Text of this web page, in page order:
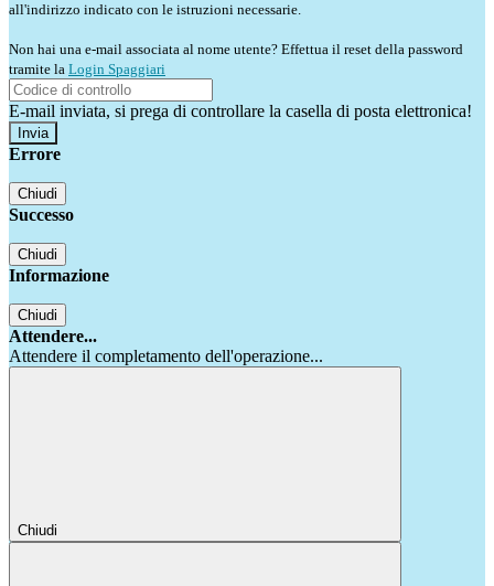
all'indirizzo indicato con le istruzioni necessarie.
Non hai una e-mail associata al nome utente? Effettua il reset della password
tramite la Login Spaggiari
E-mail inviata, si prega di controllare la casella di posta elettronica!
Errore
Chiudi
Successo
Chiudi
Informazione
Chiudi
Attendere...
Attendere il completamento dell'operazione...
Chiudi